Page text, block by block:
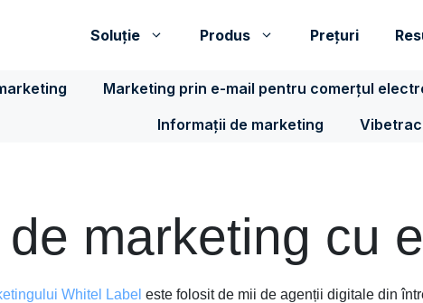
Soluţie Produs Prețuri
Marketing prin e-mail pentru comerțul
Informații de marketing
marketing cu
Whitel Label este folosit de mii de agenții digitale din